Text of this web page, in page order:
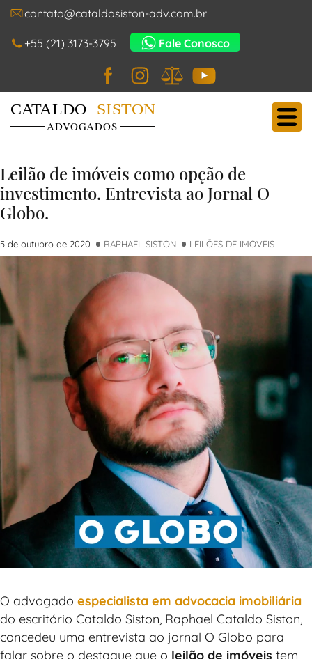
contato@cataldosiston-adv.com.br
+55 (21) 3173-3795 Fale Conosco
Facebook
Instagram
JusBrasil
YouTube
Main Navigation
Cataldo Siston Advogados
Leilão de imóveis como opção de
investimento. Entrevista ao Jornal O
Globo.
5 de outubro de 2020 RAPHAEL SISTON LEILÕES DE IMÓVEIS
O advogado especialista em advocacia imobiliária
do escritório Cataldo Siston, Raphael Cataldo Siston,
concedeu uma entrevista ao jornal O Globo para
falar sobre o destaque que o leilão de imóveis tem